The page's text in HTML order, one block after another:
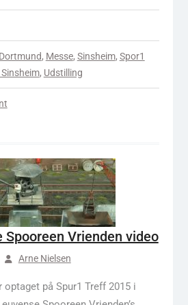
, Messe, Sinsheim, Spor1
, Udstilling
Spooreen Vrienden video
Arne Nielsen
optaget på Spur1 Treff 2015 i